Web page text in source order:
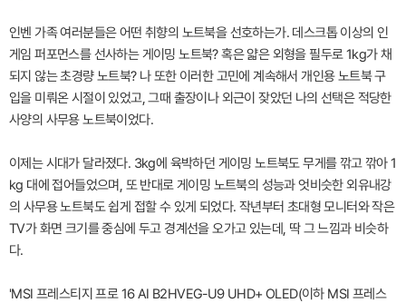
인벤 가족 여러분들은 어떤 취향의 노트북을 선호하는가. 데스크톱 이상의 인
게임 퍼포먼스를 선사하는 게이밍 노트북? 혹은 얇은 외형을 필두로 1kg가 채
되지 않는 초경량 노트북? 나 또한 이러한 고민에 계속해서 개인용 노트북 구
입을 미뤄온 시절이 있었고, 그때 출장이나 외근이 잦았던 나의 선택은 적당한
사양의 사무용 노트북이었다.
이제는 시대가 달라졌다. 3kg에 육박하던 게이밍 노트북도 무게를 깎고 깎아 1
kg 대에 접어들었으며, 또 반대로 게이밍 노트북의 성능과 엇비슷한 외유내강
의 사무용 노트북도 쉽게 접할 수 있게 되었다. 작년부터 초대형 모니터와 작은
TV가 화면 크기를 중심에 두고 경계선을 오가고 있는데, 딱 그 느낌과 비슷하
다.
'MSI 프레스티지 프로 16 AI B2HVEG-U9 UHD+ OLED(이하 MSI 프레스